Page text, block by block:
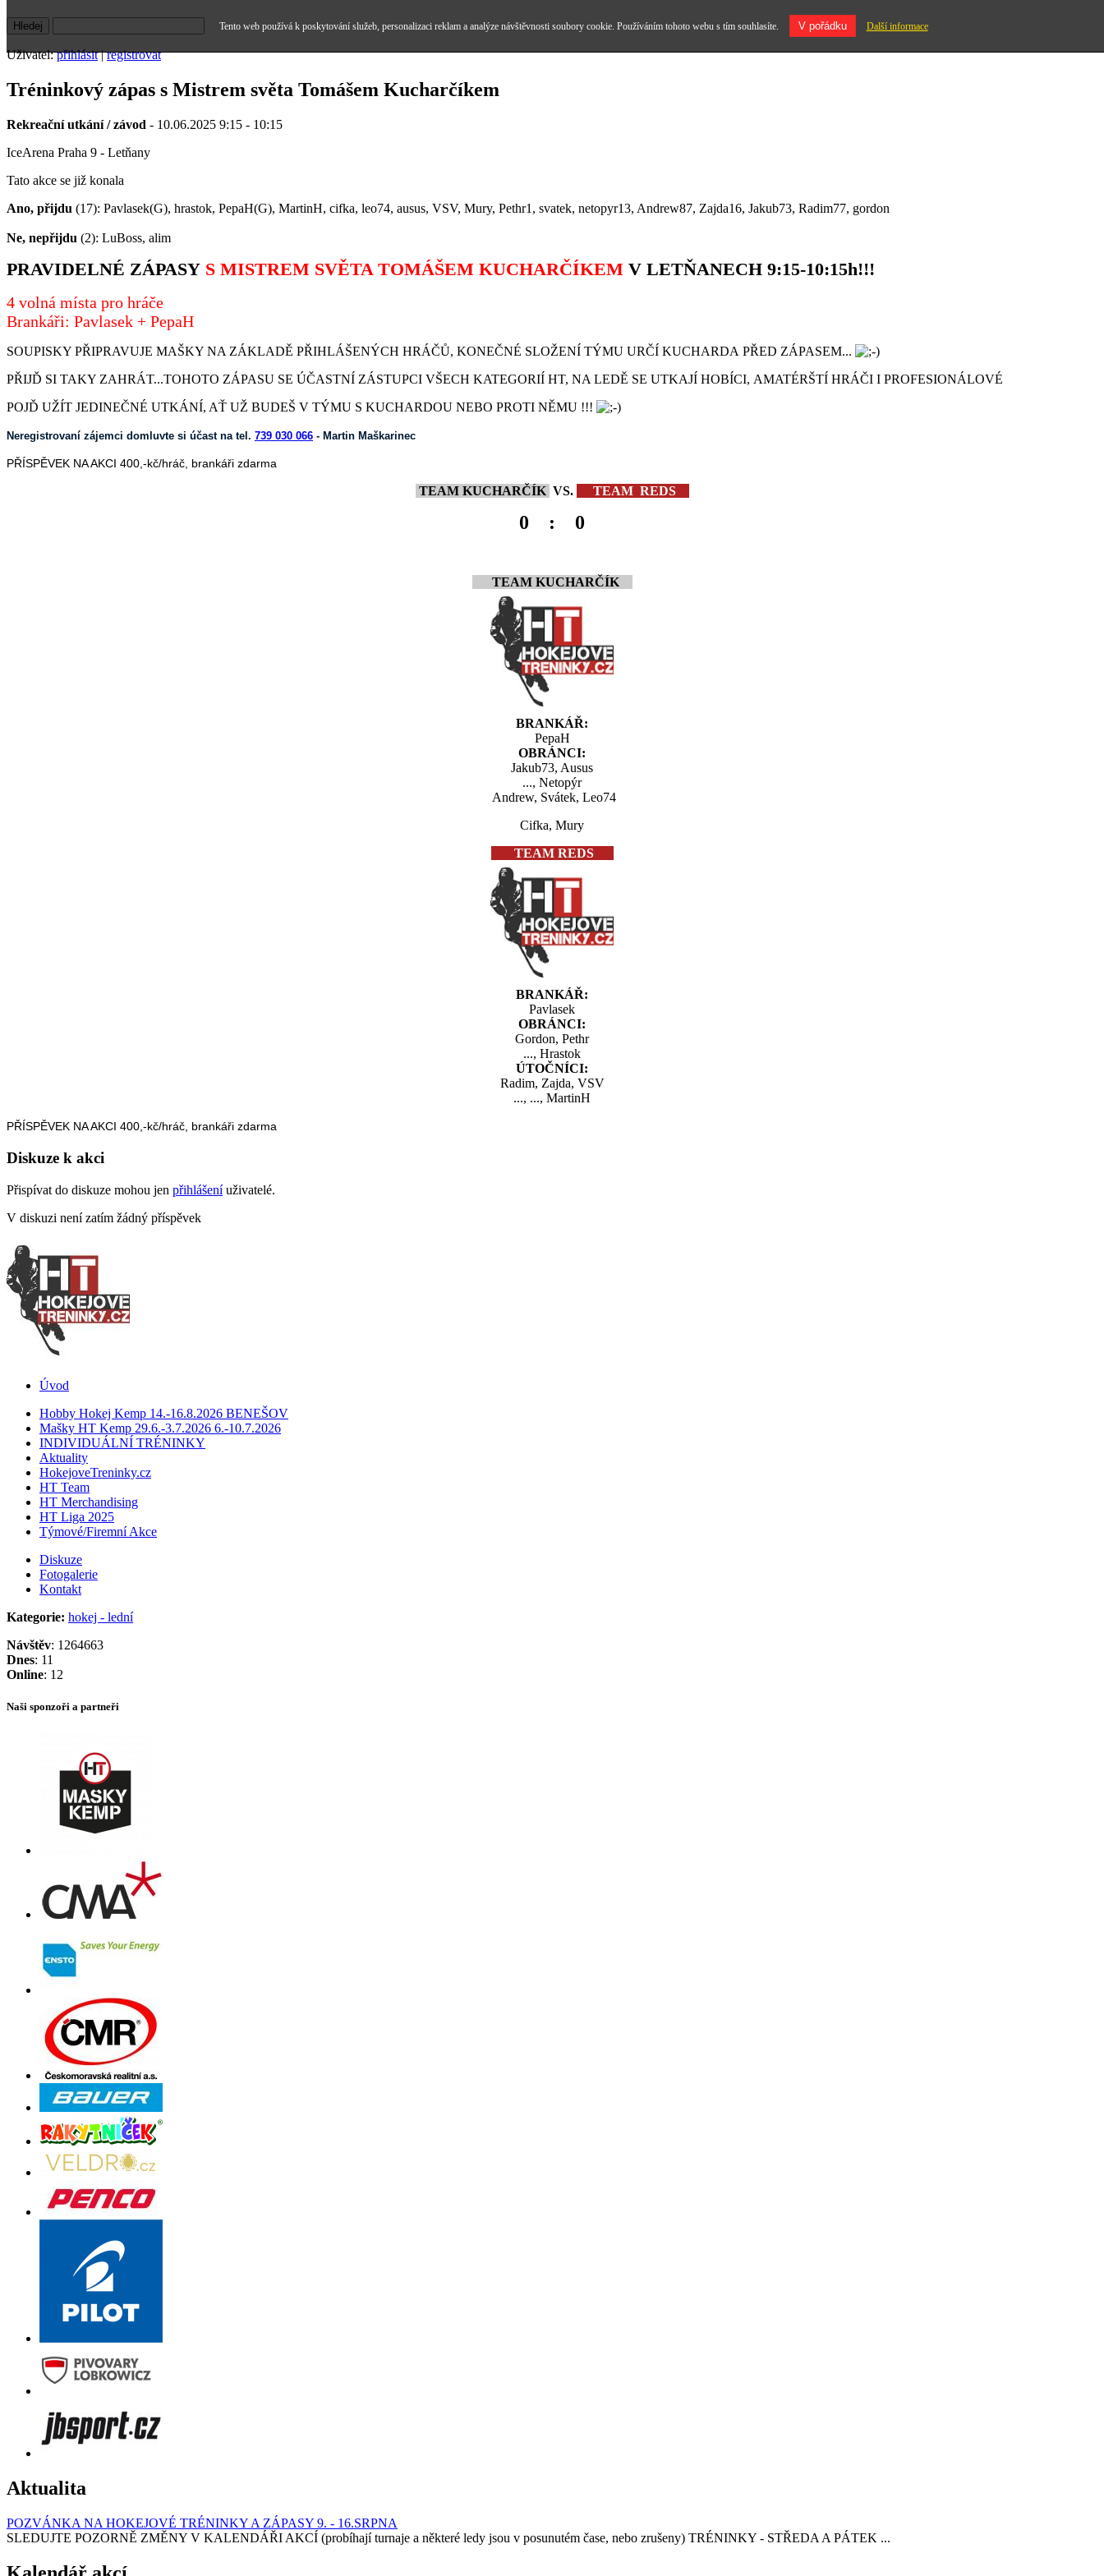
Uživatel:přihlásit|registrovat
Tréninkový zápas s Mistrem světa Tomášem Kucharčíkem
Rekreační utkání / závod - 10.06.2025 9:15 - 10:15
IceArena Praha 9 - Letňany
Tato akce se již konala
Ano, přijdu (17): Pavlasek(G), hrastok, PepaH(G), MartinH, cifka, leo74, ausus, VSV, Mury, Pethr1, svatek, netopyr13, Andrew87, Zajda16, Jakub73, Radim77, gordon
Ne, nepřijdu (2): LuBoss, alim
PRAVIDELNÉ ZÁPASY S MISTREM SVĚTA TOMÁŠEM KUCHARČÍKEM V LETŇANECH 9:15-10:15h!!!
4 volná místa pro hráče
Brankáři: Pavlasek + PepaH
SOUPISKY PŘIPRAVUJE MAŠKY NA ZÁKLADĚ PŘIHLÁŠENÝCH HRÁČŮ, KONEČNÉ SLOŽENÍ TÝMU URČÍ KUCHARDA PŘED ZÁPASEM...
PŘIJĎ SI TAKY ZAHRÁT...TOHOTO ZÁPASU SE ÚČASTNÍ ZÁSTUPCI VŠECH KATEGORIÍ HT, NA LEDĚ SE UTKAJÍ HOBÍCI, AMATÉRŠTÍ HRÁČI I PROFESIONÁLOVÉ
POJĎ UŽÍT JEDINEČNÉ UTKÁNÍ, AŤ UŽ BUDEŠ V TÝMU S KUCHARDOU NEBO PROTI NĚMU !!!
Neregistrovaní zájemci domluvte si účast na tel. 739 030 066 - Martin Maškarinec
PŘÍSPĚVEK NA AKCI 400,-kč/hráč, brankáři zdarma
TEAM KUCHARČÍK VS. TEAM REDS
0 : 0
TEAM KUCHARČÍK
BRANKÁŘ:
PepaH
OBRÁNCI:
Jakub73, Ausus
..., Netopýr
Andrew, Svátek, Leo74
Cifka, Mury
TEAM REDS
BRANKÁŘ:
Pavlasek
OBRÁNCI:
Gordon, Pethr
..., Hrastok
ÚTOČNÍCI:
Radim, Zajda, VSV
..., ..., MartinH
PŘÍSPĚVEK NA AKCI 400,-kč/hráč, brankáři zdarma
Diskuze k akci
Přispívat do diskuze mohou jen přihlášeníuživatelé.
V diskuzi není zatím žádný příspěvek
Úvod
Hobby Hokej Kemp 14.-16.8.2026 BENEŠOV
Mašky HT Kemp 29.6.-3.7.2026 6.-10.7.2026
INDIVIDUÁLNÍ TRÉNINKY
Aktuality
HokejoveTreninky.cz
HT Team
HT Merchandising
HT Liga 2025
Týmové/Firemní Akce
Diskuze
Fotogalerie
Kontakt
Kategorie: hokej - lední
Návštěv: 1264663
Dnes: 11
Online: 12
Naši sponzoři a partneři
Aktualita
POZVÁNKA NA HOKEJOVÉ TRÉNINKY A ZÁPASY 9. - 16.SRPNA
SLEDUJTE POZORNĚ ZMĚNY V KALENDÁŘI AKCÍ (probíhají turnaje a některé ledy jsou v posunutém čase, nebo zrušeny) TRÉNINKY - STŘEDA A PÁTEK ...
Tento web používá k poskytování služeb, personalizaci reklam a analýze návštěvnosti soubory cookie. Používáním tohoto webu s tím souhlasíte. V pořádku Další informace